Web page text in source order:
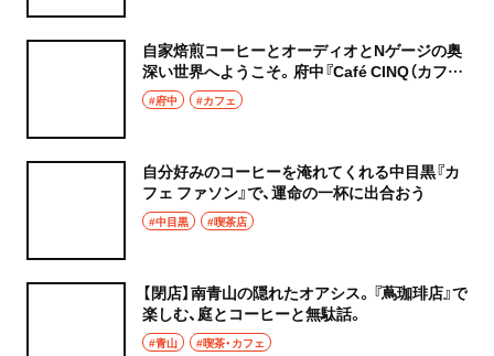
自家焙煎コーヒーとオーディオとNゲージの奥
深い世界へようこそ。府中『Café CINQ（カフェ
サンク）』
#府中 #カフェ
自分好みのコーヒーを淹れてくれる中目黒『カ
フェ ファソン』で、運命の一杯に出合おう
#中目黒 #喫茶店
【閉店】南青山の隠れたオアシス。『蔦珈琲店』で
楽しむ、庭とコーヒーと無駄話。
#青山 #喫茶・カフェ